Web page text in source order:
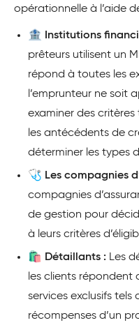
opérationnelle à l’aide
🏦 Institutions
prêteurs utilisent un
répond à toutes les
l’emprunteur ne soit
examiner des critères
les antécédents de
déterminer les types
🩺 Les compagnies
compagnies
de gestion pour
à leurs critères
🛍️ Détaillants : Les
les clients répondent
services exclusifs
récompenses d’un